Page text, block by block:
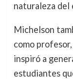
naturaleza del
Michelson
como
inspiró a
estudiantes